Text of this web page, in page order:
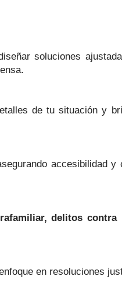
soluciones
de tu situación y
accesibilidad y
delitos contra
en resoluciones